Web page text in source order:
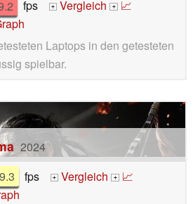
fps + Vergleich + 📈
Laptops in den getesteten
spielbar.
2024
fps + Vergleich + 📈